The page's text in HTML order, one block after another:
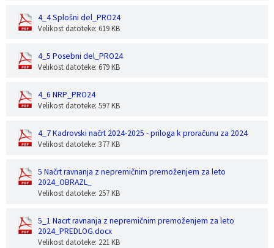
4_4 Splošni del_PRO24
Velikost datoteke: 619 KB
4_5 Posebni del_PRO24
Velikost datoteke: 679 KB
4_6 NRP_PRO24
Velikost datoteke: 597 KB
4_7 Kadrovski načrt 2024-2025 - priloga k proračunu za 2024
Velikost datoteke: 377 KB
5 Načrt ravnanja z nepremičnim premoženjem za leto
2024_OBRAZL_
Velikost datoteke: 257 KB
5_1 Nacrt ravnanja z nepremičnim premoženjem za leto
2024_PREDLOG.docx
Velikost datoteke: 221 KB